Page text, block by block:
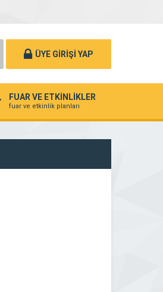
ÜYE GİRİŞİ YAP
FUAR VE ETKİNLİKLER
fuar ve etkinlik planları